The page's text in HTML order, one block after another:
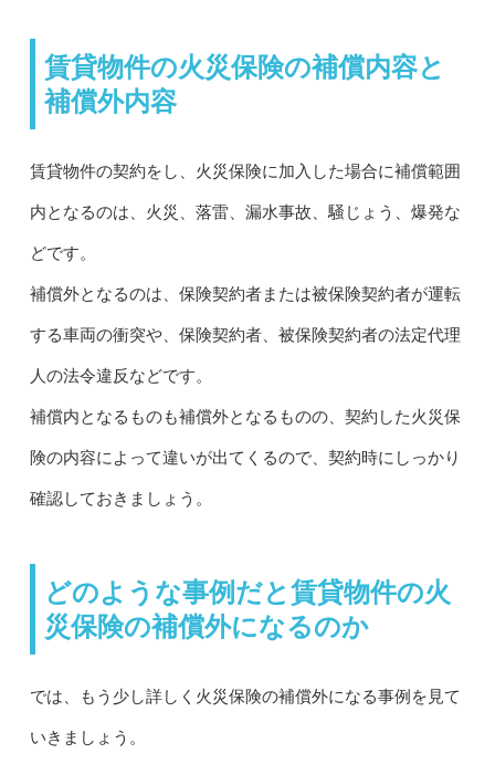
賃貸物件の火災保険の補償内容と
補償外内容
賃貸物件の契約をし、火災保険に加入した場合に補償範囲
内となるのは、火災、落雷、漏水事故、騒じょう、爆発な
どです。
補償外となるのは、保険契約者または被保険契約者が運転
する車両の衝突や、保険契約者、被保険契約者の法定代理
人の法令違反などです。
補償内となるものも補償外となるものの、契約した火災保
険の内容によって違いが出てくるので、契約時にしっかり
確認しておきましょう。
どのような事例だと賃貸物件の火
災保険の補償外になるのか
では、もう少し詳しく火災保険の補償外になる事例を見て
いきましょう。